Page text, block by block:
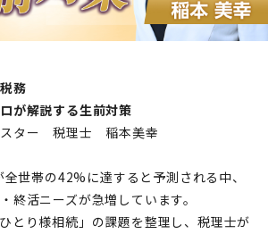
務
が解説する生前対策
スター 税理士 稲本美幸
世帯の42%に達すると予測される中、
終活ニーズが急増しています。
とり様相続」の課題を整理し、税理士が